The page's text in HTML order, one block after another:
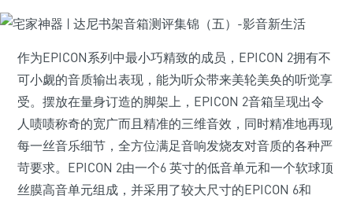
作为EPICON系列中最小巧精致的成员，EPICON 2拥有不
可小觑的音质输出表现，能为听众带来美轮美奂的听觉享
受。摆放在量身订造的脚架上，EPICON 2音箱呈现出令
人啧啧称奇的宽广而且精准的三维音效，同时精准地再现
每一丝音乐细节，全方位满足音响发烧友对音质的各种严
苛要求。EPICON 2由一个6 英寸的低音单元和一个软球顶
丝膜高音单元组成，并采用了较大尺寸的EPICON 6和